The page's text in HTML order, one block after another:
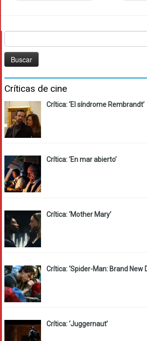
Críticas de cine
Crítica: ‘El síndrome Rembrandt’
Crítica: ‘En mar abierto’
Crítica: ‘Mother Mary’
Crítica: ‘Spider-Man: Brand New
Crítica: ‘Juggernaut’